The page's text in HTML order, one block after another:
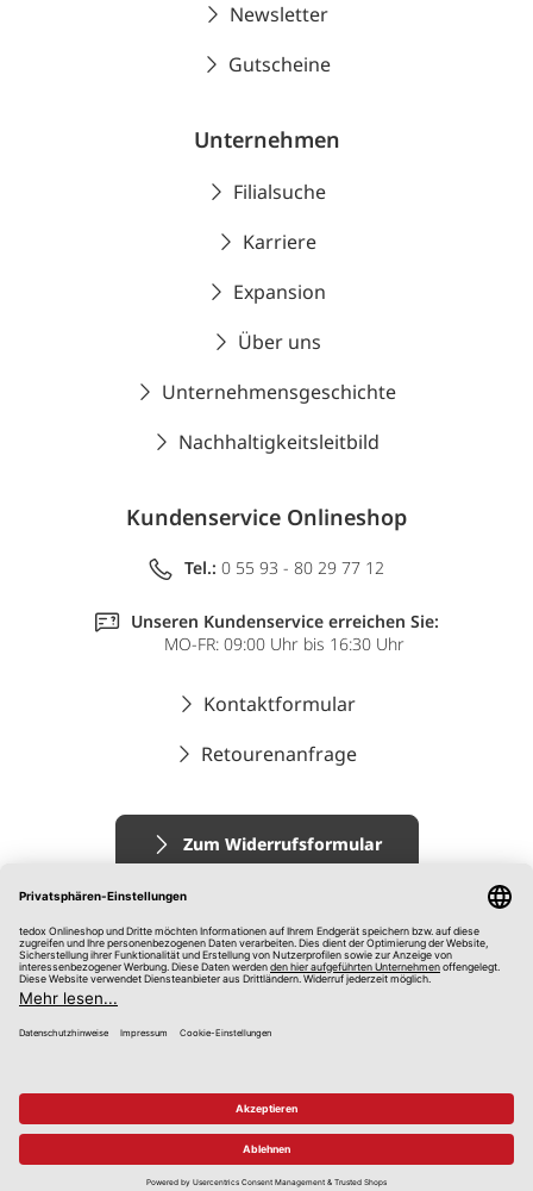
Newsletter
Gutscheine
Unternehmen
Filialsuche
Karriere
Expansion
Über uns
Unternehmensgeschichte
Nachhaltigkeitsleitbild
Kundenservice Onlineshop
Tel.: 0 55 93 - 80 29 77 12
Unseren Kundenservice erreichen Sie:
MO-FR: 09:00 Uhr bis 16:30 Uhr
Kontaktformular
Retourenanfrage
Zum Widerrufsformular
© 2026 tedox KG
Impressum
AGB
Datenschutz
Hinweisgebersystem